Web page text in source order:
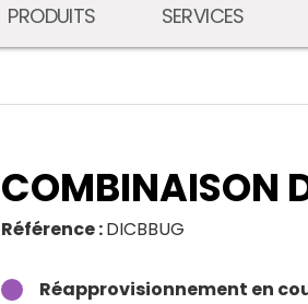
PRODUITS SERVICES
COMBINAISON
Référence :DICBBUG
Réapprovisionnement en